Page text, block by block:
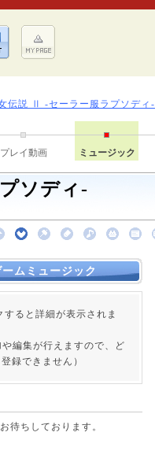
伝説 Ⅱ -セーラー服ラプソディ-
プレイ動画 ミュージック
ソディ-
ムミュージック
ると詳細が表示されま
編集が行えますので、ど
録できません）
待ちしております。